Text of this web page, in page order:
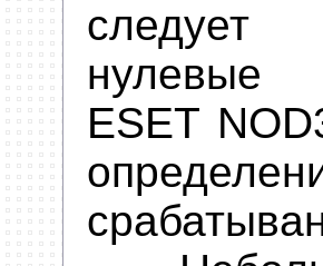
нулевые
ESET